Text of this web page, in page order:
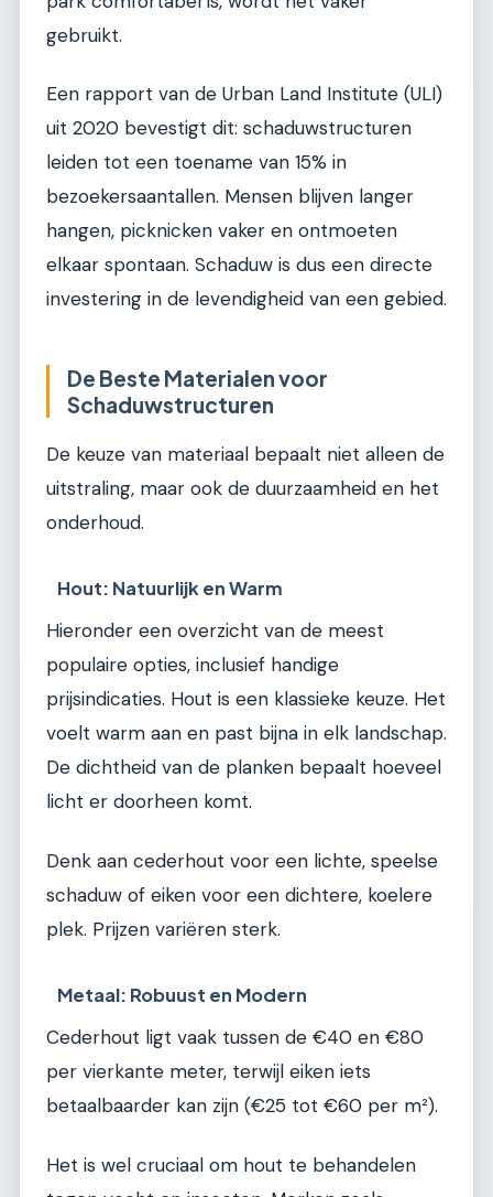
gebruikt.
Een rapport van de Urban Land Institute (ULI)
uit 2020 bevestigt dit: schaduwstructuren
leiden tot een toename van 15% in
bezoekersaantallen. Mensen blijven langer
hangen, picknicken vaker en ontmoeten
elkaar spontaan. Schaduw is dus een directe
investering in de levendigheid van een gebied.
De Beste Materialen voor
Schaduwstructuren
De keuze van materiaal bepaalt niet alleen de
uitstraling, maar ook de duurzaamheid en het
onderhoud.
Hout: Natuurlijk en Warm
Hieronder een overzicht van de meest
populaire opties, inclusief handige
prijsindicaties. Hout is een klassieke keuze. Het
voelt warm aan en past bijna in elk landschap.
De dichtheid van de planken bepaalt hoeveel
licht er doorheen komt.
Denk aan cederhout voor een lichte, speelse
schaduw of eiken voor een dichtere, koelere
plek. Prijzen variëren sterk.
Metaal: Robuust en Modern
Cederhout ligt vaak tussen de €40 en €80
per vierkante meter, terwijl eiken iets
betaalbaarder kan zijn (€25 tot €60 per m²).
Het is wel cruciaal om hout te behandelen